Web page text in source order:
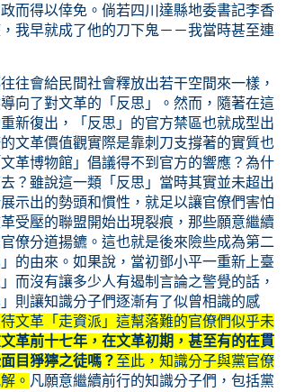
而得以倖免。倘若四川達縣地委書記李香
我早就成了他的刀下鬼－－我當時甚至連
往會給民間社會釋放出若干空間來一樣，
向了對文革的「反思」。然而，隨著在這
新復出，「反思」的官方禁區也就成型出
文革價值觀實際是靠刺刀支撐著的實質也
革博物館」倡議得不到官方的響應？為什
？雖說這一類「反思」當時其實並未超出
示出的勢頭和慣性，就足以讓官僚們害怕
受壓的聯盟開始出現裂痕，那些願意繼續
僚分道揚鑣。這也就是後來險些成為第二
的由來。如果說，當初鄧小平一重新上臺
而沒有讓多少人有遏制言論之警覺的話，
則讓知識分子們逐漸有了似曾相識的感
文革「走資派」這幫落難的官僚們似乎未
革前十七年，在文革初期，甚至有的在貫
目猙獰之徒嗎？ 至此，知識分子與黨官僚
。 凡願意繼續前行的知識分子們，包括黨